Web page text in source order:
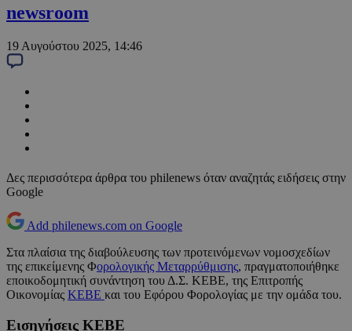
newsroom
19 Αυγούστου 2025, 14:46
Δες περισσότερα άρθρα του philenews όταν αναζητάς ειδήσεις στην
Google
Add philenews.com on Google
Στα πλαίσια της διαβούλευσης των προτεινόμενων νομοσχεδίων
της επικείμενης Φορολογικής Μεταρρύθμισης, πραγματοποιήθηκε
εποικοδομητική συνάντηση του Δ.Σ. ΚΕΒΕ, της Επιτροπής
Οικονομίας ΚΕΒΕ και του Εφόρου Φορολογίας με την ομάδα του.
Εισηγήσεις ΚΕΒΕ